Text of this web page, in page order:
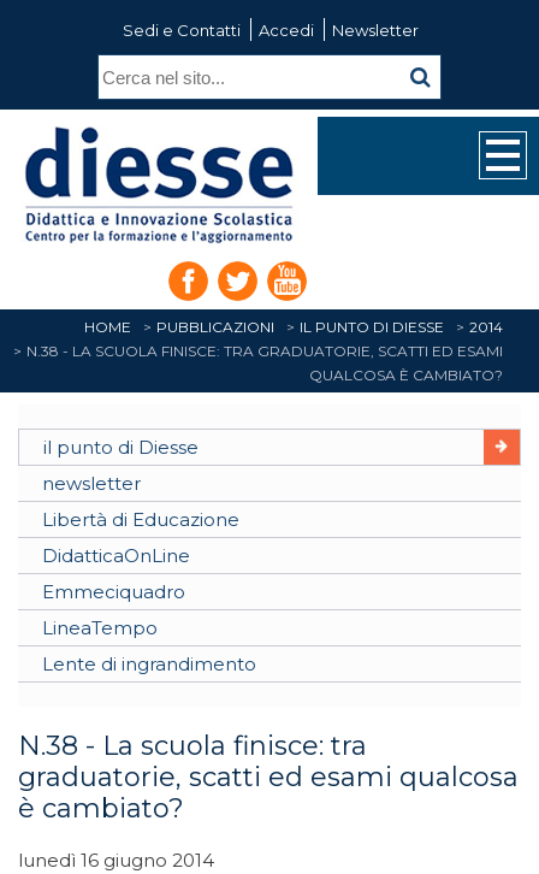
Sedi e Contatti Accedi Newsletter
HOME PUBBLICAZIONI IL PUNTO DI DIESSE
2014
N.38 - LA SCUOLA FINISCE: TRA GRADUATORIE, SCATTI ED ESAMI
QUALCOSA È CAMBIATO?
il punto di Diesse
newsletter
Libertà di Educazione
DidatticaOnLine
Emmeciquadro
LineaTempo
Lente di ingrandimento
N.38 - La scuola finisce: tra
graduatorie, scatti ed esami qualcosa
è cambiato?
lunedì 16 giugno 2014